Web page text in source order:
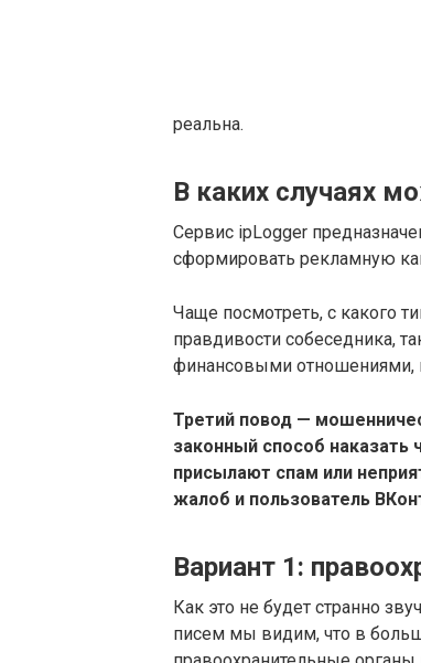
реальна.
В каких случаях
Сервис ipLogger
сформировать рекламную
Чаще посмотреть, с какого
правдивости собеседника,
финансовыми отношениями,
Третий повод —
законный способ
присылают спам или
жалоб и пользователь
Вариант 1:
Как это не будет странно
писем мы видим, что в